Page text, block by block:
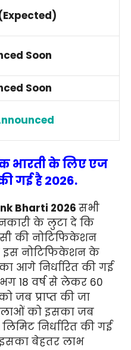
Soon
Soon
भारती के लिए एज
गई है 2026.
Bharti 2026 सभी
के लुटा दे कि
की नोटिफिकेशन
इस नोटिफिकेशन के
आगे निर्धारित की गई
18 वर्ष से लेकर 60
जब प्राप्त की जा
को इसका जब
निर्धारित की गई
बेहतर लाभ